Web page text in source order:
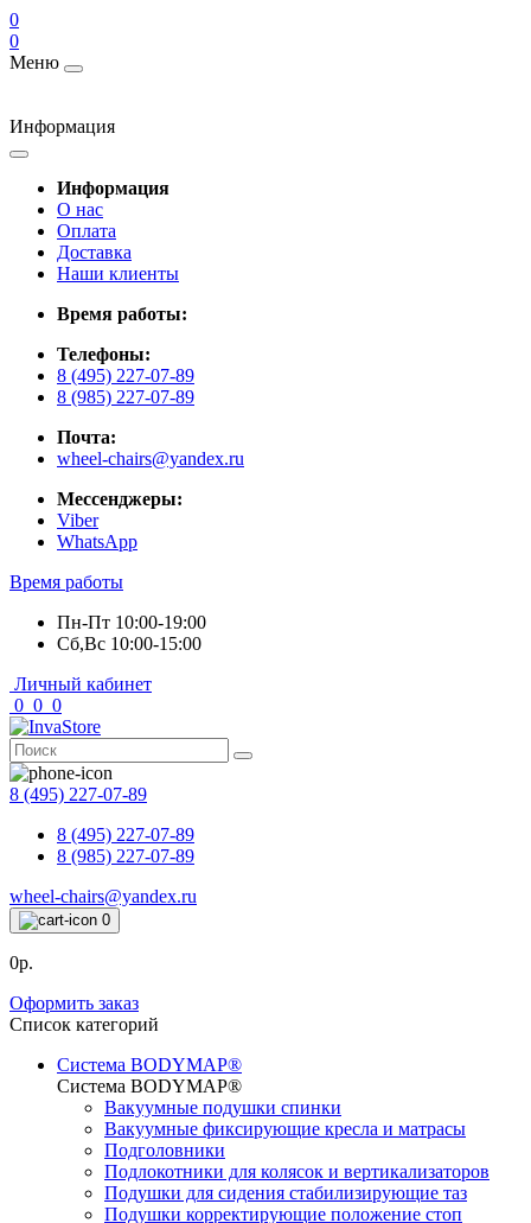
0
0
Меню
Информация
Информация
О нас
Оплата
Доставка
Наши клиенты
Время работы:
Телефоны:
8 (495) 227-07-89
8 (985) 227-07-89
Почта:
wheel-chairs@yandex.ru
Мессенджеры:
Viber
WhatsApp
Время работы
Пн-Пт 10:00-19:00
Сб,Вс 10:00-15:00
Личный кабинет
0 0 0
8 (495) 227-07-89
8 (495) 227-07-89
8 (985) 227-07-89
wheel-chairs@yandex.ru
0
0р.
Оформить заказ
Список категорий
Система BODYMAP®
Система BODYMAP®
Вакуумные подушки спинки
Вакуумные фиксирующие кресла и матрасы
Подголовники
Подлокотники для колясок и вертикализаторов
Подушки для сидения стабилизирующие таз
Подушки корректирующие положение стоп